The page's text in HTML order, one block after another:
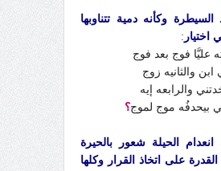
وكأنه دمية تتناوبها
اختيار :
عليَّا فوج بعد فوج
والثانيه زوج
والرابعه إيه
بيحدفُه موج لموج؟
الحيلة شعور بالحيرة
على اتخاذ القرار وكلها